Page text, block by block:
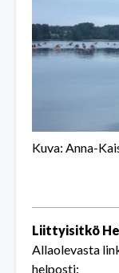
Kuva: Anna-
Liittyisitkö
Allaolevasta
helposti: